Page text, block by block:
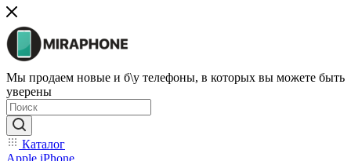
Мы продаем новые и б\у телефоны, в которых вы можете быть
уверены
Каталог
Apple iPhone